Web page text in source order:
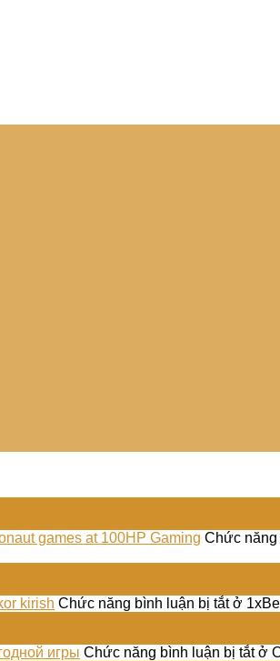
games at 100HP Gaming Chức năng
kirish Chức năng bình luận bị tắtở
игры Chức năng bình luận bị tắtở